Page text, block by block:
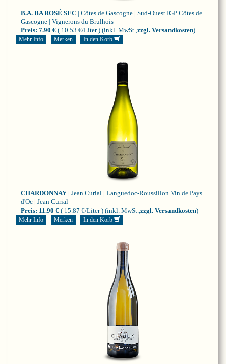
B.A. BA ROSÉ SEC | Côtes de Gascogne | Sud-Ouest IGP Côtes de
Gascogne | Vignerons du Brulhois
Preis: 7.90 € ( 10.53 €/Liter ) (inkl. MwSt.,zzgl. Versandkosten)
Mehr Info Merken In den Korb
CHARDONNAY | Jean Curial | Languedoc-Roussillon Vin de Pays
d'Oc | Jean Curial
Preis: 11.90 € ( 15.87 €/Liter ) (inkl. MwSt., zzgl. Versandkosten)
Mehr Info Merken In den Korb